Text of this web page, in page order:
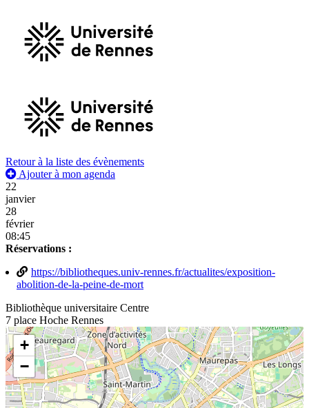
Retour à la liste des évènements
Ajouter à mon agenda
22
janvier
28
février
08:45
Réservations :
https://bibliotheques.univ-rennes.fr/actualites/exposition-
abolition-de-la-peine-de-mort
Bibliothèque universitaire Centre
7 place Hoche Rennes
+
−